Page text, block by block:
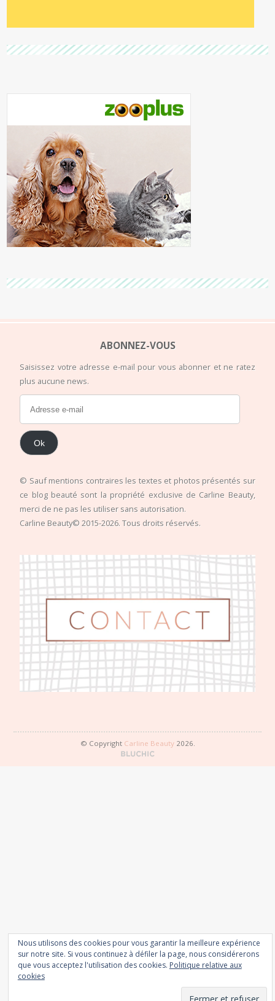
ABONNEZ-VOUS
Saisissez votre adresse e-mail pour vous abonner et ne ratez
plus aucune news.
Ok
© Sauf mentions contraires les textes et photos présentés sur
ce blog beauté sont la propriété exclusive de Carline Beauty,
merci de ne pas les utiliser sans autorisation.
Carline Beauty© 2015-2026. Tous droits réservés.
© Copyright Carline Beauty2026.
Nous utilisons des cookies pour vous garantir la meilleure expérience
sur notre site. Si vous continuez à défiler la page, nous considérerons
que vous acceptez l'utilisation des cookies. Politique relative aux
cookies